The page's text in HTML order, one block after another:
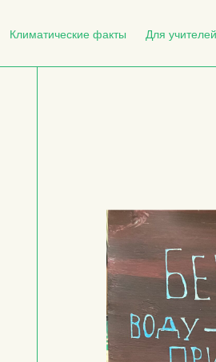
Климатические факты Для учителей